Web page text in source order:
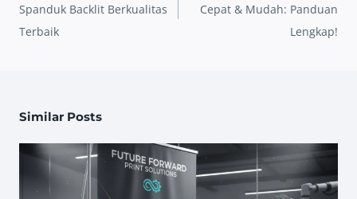
Spanduk Backlit Berkualitas
Terbaik
Cepat & Mudah: Panduan
Lengkap!
Similar Posts